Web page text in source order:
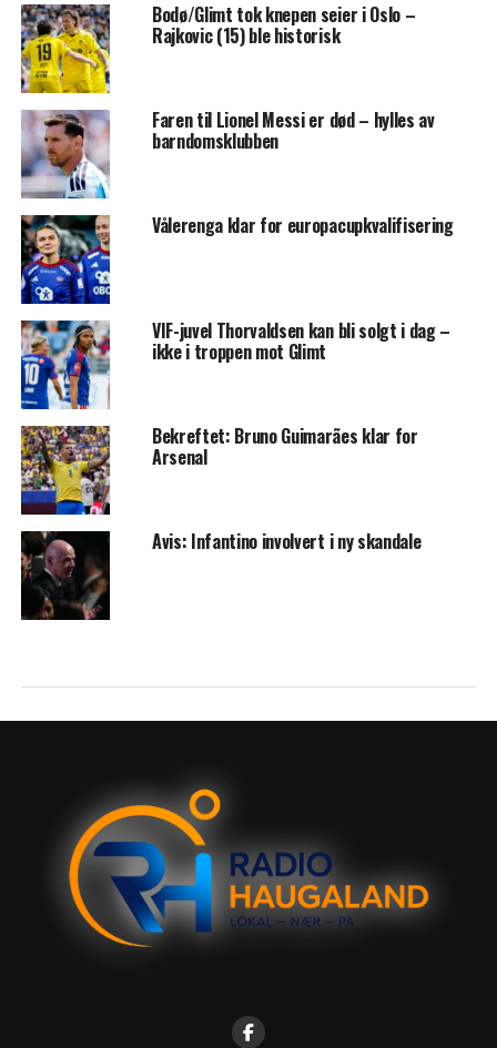
Bodø/Glimt tok knepen seier i Oslo –
Rajkovic (15) ble historisk
Faren til Lionel Messi er død – hylles av
barndomsklubben
Vålerenga klar for europacupkvalifisering
VIF-juvel Thorvaldsen kan bli solgt i dag –
ikke i troppen mot Glimt
Bekreftet: Bruno Guimarães klar for
Arsenal
Avis: Infantino involvert i ny skandale